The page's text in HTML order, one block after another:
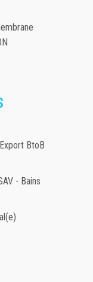
BtoB
- Bains